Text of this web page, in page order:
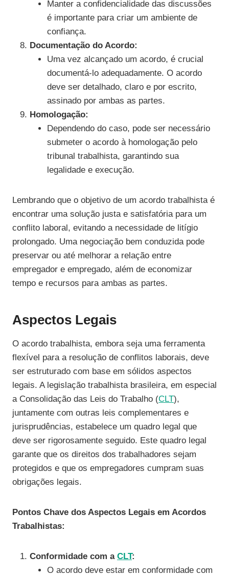
Manter a confidencialidade das discussões
é importante para criar um ambiente de
confiança.
Documentação do Acordo:
Uma vez alcançado um acordo, é crucial
documentá-lo adequadamente. O acordo
deve ser detalhado, claro e por escrito,
assinado por ambas as partes.
Homologação:
Dependendo do caso, pode ser necessário
submeter o acordo à homologação pelo
tribunal trabalhista, garantindo sua
legalidade e execução.
Lembrando que o objetivo de um acordo trabalhista é
encontrar uma solução justa e satisfatória para um
conflito laboral, evitando a necessidade de litígio
prolongado. Uma negociação bem conduzida pode
preservar ou até melhorar a relação entre
empregador e empregado, além de economizar
tempo e recursos para ambas as partes.
Aspectos Legais
O acordo trabalhista, embora seja uma ferramenta
flexível para a resolução de conflitos laborais, deve
ser estruturado com base em sólidos aspectos
legais. A legislação trabalhista brasileira, em especial
a Consolidação das Leis do Trabalho (CLT),
juntamente com outras leis complementares e
jurisprudências, estabelece um quadro legal que
deve ser rigorosamente seguido. Este quadro legal
garante que os direitos dos trabalhadores sejam
protegidos e que os empregadores cumpram suas
obrigações legais.
Pontos Chave dos Aspectos Legais em Acordos
Trabalhistas:
Conformidade com a CLT:
O acordo deve estar em conformidade com